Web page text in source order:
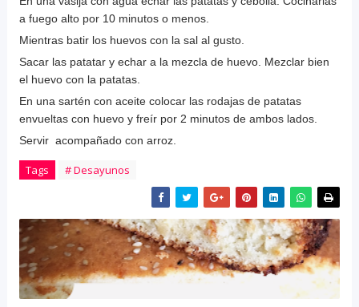
a fuego alto por 10 minutos o menos.
Mientras batir los huevos con la sal al gusto.
Sacar las patatar y echar a la mezcla de huevo. Mezclar bien
el huevo con la patatas.
En una sartén con aceite colocar las rodajas de patatas
envueltas con huevo y freír por 2 minutos de ambos lados.
Servir acompañado con arroz.
Tags # Desayunos